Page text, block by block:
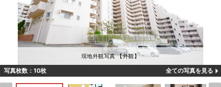
現地外観写真 【外観】
写真枚数：10枚 全ての写真を見る